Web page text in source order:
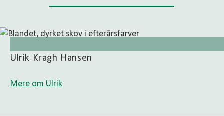
Ulrik Kragh Hansen
Mere om Ulrik